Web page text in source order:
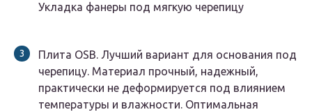
Укладка фанеры под мягкую черепицу
Плита OSB. Лучший вариант для основания под
черепицу. Материал прочный, надежный,
практически не деформируется под влиянием
температуры и влажности. Оптимальная